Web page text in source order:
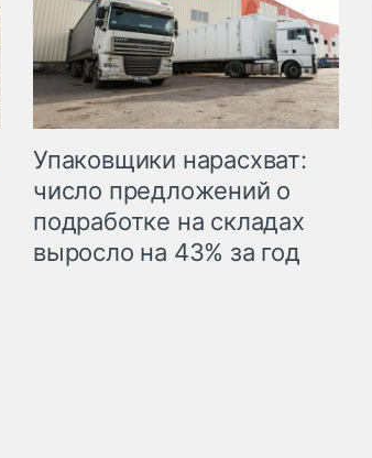
Упаковщики нарасхват:
число предложений о
подработке на складах
выросло на 43% за год